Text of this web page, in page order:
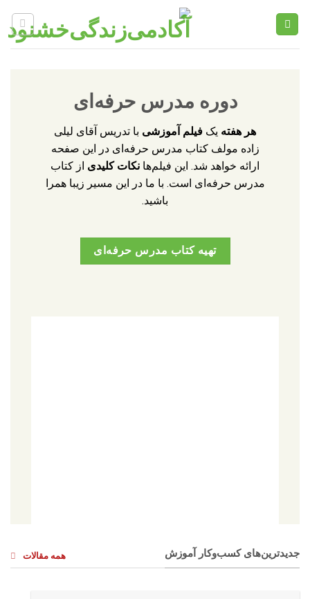
دوره مدرس حرفه‌ای
هر هفته یک فیلم آموزشی با تدریس آقای لیلی
زاده مولف کتاب مدرس حرفه‌ای در این صفحه
ارائه خواهد شد. این فیلم‌ها نکات کلیدی از کتاب
مدرس حرفه‌ای است. با ما در این مسیر زیبا همرا
باشید.
تهیه کتاب مدرس حرفه‌ای
جدیدترین‌های کسب‌وکار آموزش همه مقالات